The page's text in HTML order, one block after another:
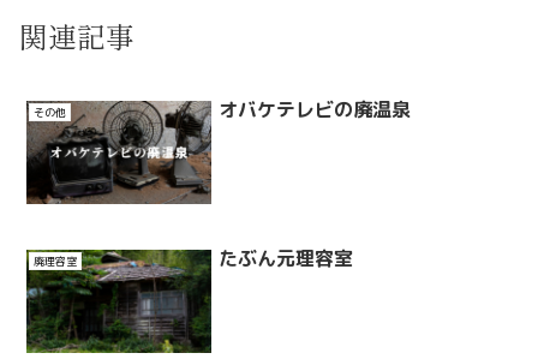
関連記事
その他 オバケテレビの廃温泉
廃理容室 たぶん元理容室